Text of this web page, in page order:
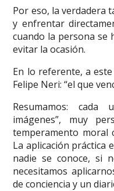
Por eso, la verdadera
y enfrentar
cuando la persona se
evitar la ocasión.
En lo referente, a
Felipe Neri: “el que
Resumamos: cada
imágenes”, muy
temperamento moral
La aplicación práctica
nadie se conoce, si
necesitamos
de conciencia y un